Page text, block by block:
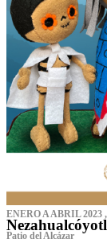
ENERO A ABRIL 2023
Patio del Alcázar